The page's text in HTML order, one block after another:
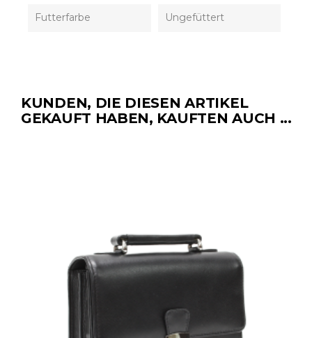
Futterfarbe Ungefüttert
KUNDEN, DIE DIESEN ARTIKEL
GEKAUFT HABEN, KAUFTEN AUCH ...